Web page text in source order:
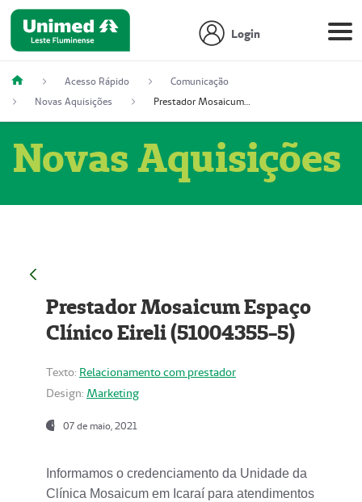
Login
Acesso Rápido
Comunicação
Novas Aquisições
Prestador Mosaicum Espaço Clínico Eireli (51004355-5)
Novas Aquisições
Prestador Mosaicum Espaço
Clínico Eireli (51004355-5)
Texto: Relacionamento com prestador
Design: Marketing
07 de maio, 2021
Informamos o credenciamento da Unidade da
Clínica Mosaicum em Icaraí para atendimentos